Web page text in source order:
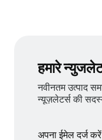
हमारे
नवीनतम उत्पाद
न्यूज़लेटर्स की